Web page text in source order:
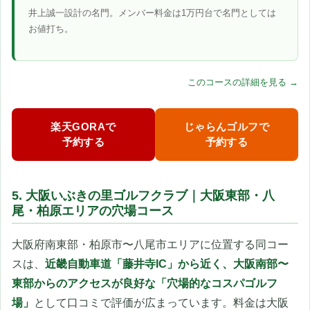
井上誠一設計の名門。メンバー料金は1万円台で名門としては
お値打ち。
このコースの詳細を見る →
楽天GORAで
予約する
じゃらんゴルフで
予約する
5. 大阪いぶきの里ゴルフクラブ｜大阪東部・八
尾・柏原エリアの穴場コース
大阪府南東部・柏原市〜八尾市エリアに位置する同コー
スは、 近畿自動車道「藤井寺IC」から近く、大阪南部〜
東部からのアクセスが良好な「穴場的なコスパゴルフ
場」 として口コミで評価が広まっています。料金は大阪